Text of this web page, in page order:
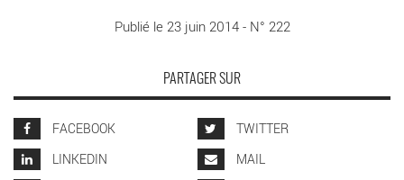
Publié le 23 juin 2014 - N° 222
PARTAGER SUR
FACEBOOK
TWITTER
LINKEDIN
MAIL